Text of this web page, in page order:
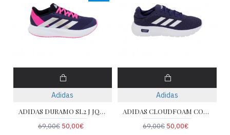
Adidas
ADIDAS DURAMO SL2 J JQ3019
69,00€ 50,00€
Adidas
ADIDAS CLOUDFOAM COMFY IH6130
69,00€ 50,00€